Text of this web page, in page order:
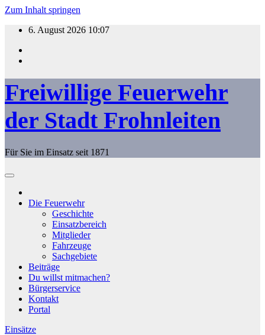
Zum Inhalt springen
6. August 2026 10:07
Freiwillige Feuerwehr
der Stadt Frohnleiten
Für Sie im Einsatz seit 1871
Die Feuerwehr
Geschichte
Einsatzbereich
Mitglieder
Fahrzeuge
Sachgebiete
Beiträge
Du willst mitmachen?
Bürgerservice
Kontakt
Portal
Einsätze